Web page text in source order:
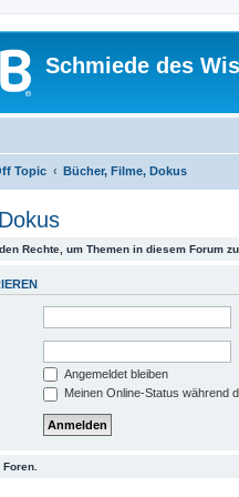
Schmiede des
Topic Bücher, Filme, Dokus
Rechte, um Themen in diesem Forum
Angemeldet bleiben
Meinen Online-Status während